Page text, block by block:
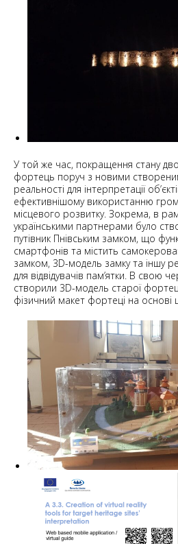
У той же час, покращення стану
фортець поруч з новими
реальності для інтерпретації
ефективнішому використанню
місцевого розвитку. Зокрема, в
українськими партнерами було
путівник Пнівським замком, що
смартфонів та містить
замком, 3D-модель замку та іншу
для відвідувачів пам’ятки. В свою
створили 3D-модель старої
фізичний макет фортеці на основі